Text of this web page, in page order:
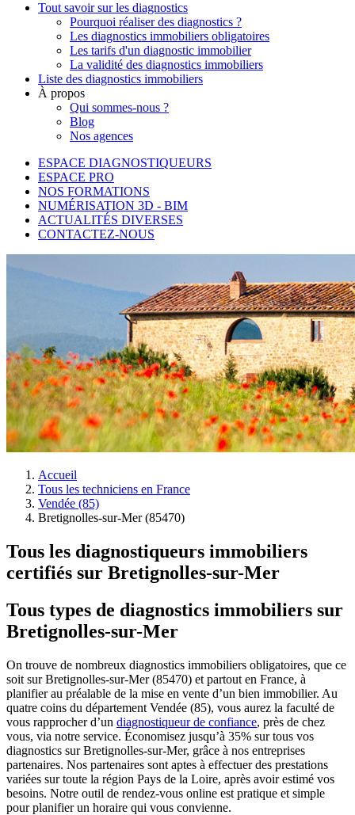
Tout savoir sur les diagnostics
Pourquoi réaliser des diagnostics ?
Les diagnostics immobiliers obligatoires
Les tarifs d'un diagnostic immobilier
La validité des diagnostics immobiliers
Liste des diagnostics immobiliers
À propos
Qui sommes-nous ?
Blog
Nos agences
ESPACE DIAGNOSTIQUEURS
ESPACE PRO
NOS FORMATIONS
NUMÉRISATION 3D - BIM
ACTUALITÉS DIVERSES
CONTACTEZ-NOUS
Accueil
Tous les techniciens en France
Vendée (85)
Bretignolles-sur-Mer (85470)
Tous les diagnostiqueurs immobiliers
certifiés sur Bretignolles-sur-Mer
Tous types de diagnostics immobiliers sur
Bretignolles-sur-Mer
On trouve de nombreux diagnostics immobiliers obligatoires, que ce
soit sur Bretignolles-sur-Mer (85470) et partout en France, à
planifier au préalable de la mise en vente d’un bien immobilier. Au
quatre coins du département Vendée (85), vous aurez la faculté de
vous rapprocher d’un diagnostiqueur de confiance, près de chez
vous, via notre service. Économisez jusqu’à 35% sur tous vos
diagnostics sur Bretignolles-sur-Mer, grâce à nos entreprises
partenaires. Nos partenaires sont aptes à effectuer des prestations
variées sur toute la région Pays de la Loire, après avoir estimé vos
besoins. Notre outil de rendez-vous online est pratique et simple
pour planifier un horaire qui vous convienne.